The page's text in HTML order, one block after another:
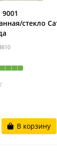
стекло
В корзину